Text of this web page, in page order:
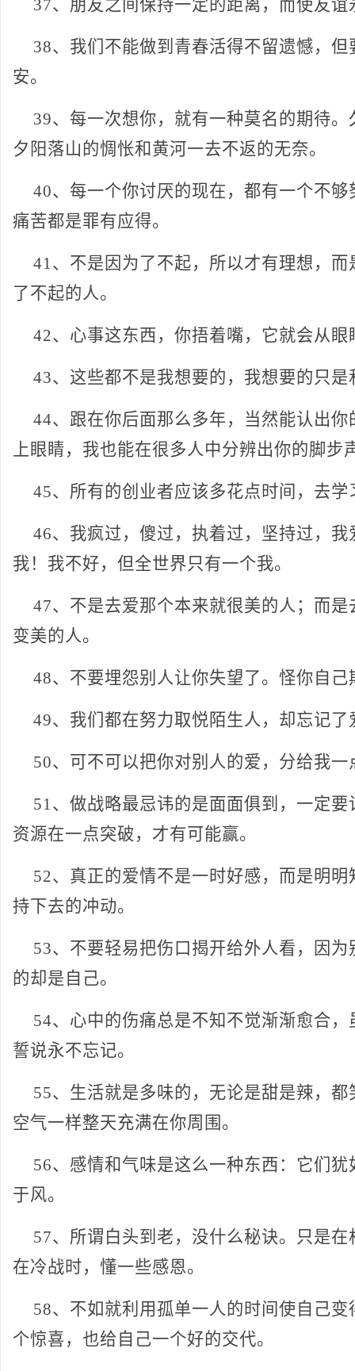
37、朋友之间保持一定的距离，而使友谊
38、我们不能做到青春活得不留遗憾，
安。
39、每一次想你，就有一种莫名的期待
夕阳落山的惆怅和黄河一去不返的无奈。
40、每一个你讨厌的现在，都有一个不
痛苦都是罪有应得。
41、不是因为了不起，所以才有理想，
了不起的人。
42、心事这东西，你捂着嘴，它就会从眼
43、这些都不是我想要的，我想要的只是
44、跟在你后面那么多年，当然能认出
上眼睛，我也能在很多人中分辨出你的脚步
45、所有的创业者应该多花点时间，去
46、我疯过，傻过，执着过，坚持过，
我！我不好，但全世界只有一个我。
47、不是去爱那个本来就很美的人；而
变美的人。
48、不要埋怨别人让你失望了。怪你自己
49、我们都在努力取悦陌生人，却忘记了
50、可不可以把你对别人的爱，分给我
51、做战略最忌讳的是面面俱到，一定
资源在一点突破，才有可能赢。
52、真正的爱情不是一时好感，而是明
持下去的冲动。
53、不要轻易把伤口揭开给外人看，因
的却是自己。
54、心中的伤痛总是不知不觉渐渐愈合
誓说永不忘记。
55、生活就是多味的，无论是甜是辣，
空气一样整天充满在你周围。
56、感情和气味是这么一种东西：它们
于风。
57、所谓白头到老，没什么秘诀。只是
在冷战时，懂一些感恩。
58、不如就利用孤单一人的时间使自己
个惊喜，也给自己一个好的交代。